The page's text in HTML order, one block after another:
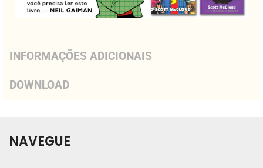
INFORMAÇÕES ADICIONAIS
DOWNLOAD
NAVEGUE